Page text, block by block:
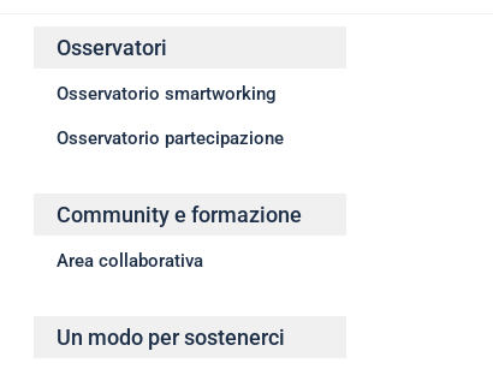
Osservatori
Osservatorio smartworking
Osservatorio partecipazione
Community e formazione
Area collaborativa
Un modo per sostenerci